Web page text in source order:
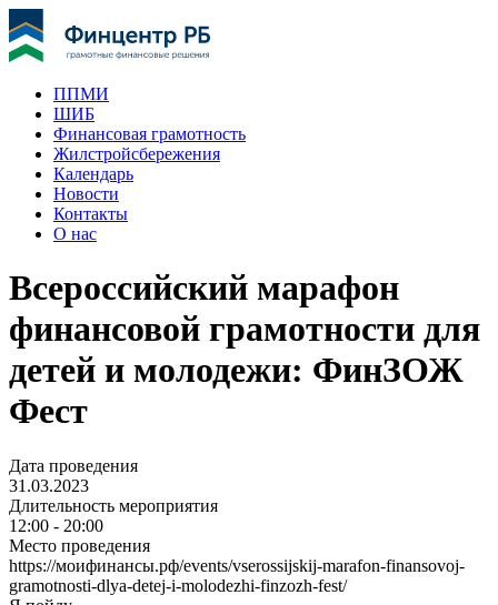
ППМИ
ШИБ
Финансовая грамотность
Жилстройсбережения
Календарь
Новости
Контакты
О нас
Всероссийский марафон
финансовой грамотности для
детей и молодежи: ФинЗОЖ
Фест
Дата проведения
31.03.2023
Длительность мероприятия
12:00 - 20:00
Место проведения
https://моифинансы.рф/events/vserossijskij-marafon-finansovoj-
gramotnosti-dlya-detej-i-molodezhi-finzozh-fest/